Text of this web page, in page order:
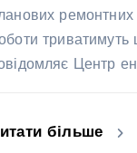
ремонтних
Центр
більше